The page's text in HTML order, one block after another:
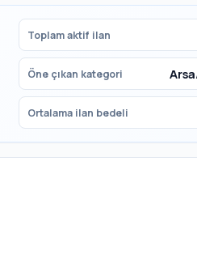
Toplam aktif ilan
Öne çıkan kategori
Ortalama ilan bedeli